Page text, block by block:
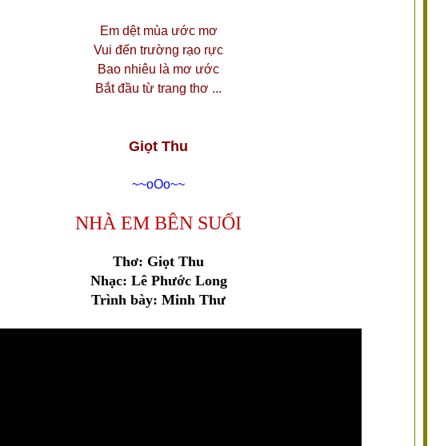
Em dệt mùa ước mơ
Vui đến trường rạo rực
Bao nhiêu là mơ ước
Bắt đầu từ trang thơ ...
Giọt Thu
~~oOo~~
NHÀ EM BÊN SUỐI
Thơ: Giọt Thu
Nhạc: Lê Phước Long
Trình bày: Minh Thư